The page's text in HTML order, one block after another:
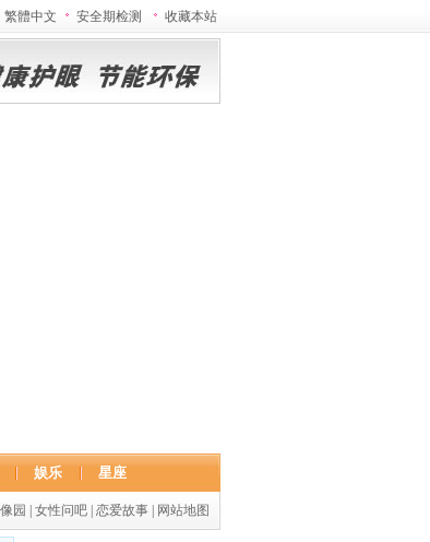
繁體中文 安全期检测 收藏本站
娱乐 星座
园 女性问吧 恋爱故事 网站地图